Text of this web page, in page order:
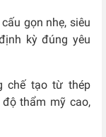
gọn nhẹ, siêu
kỳ đúng yêu
chế tạo từ thép
thẩm mỹ cao,